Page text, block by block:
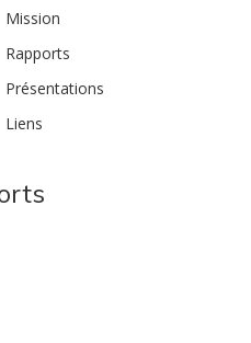
Mission
Rapports
Présentations
Liens